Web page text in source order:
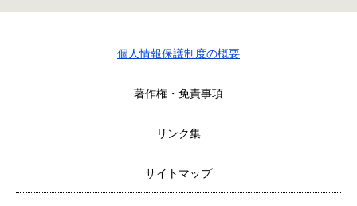
個人情報保護制度の概要
著作権・免責事項
リンク集
サイトマップ